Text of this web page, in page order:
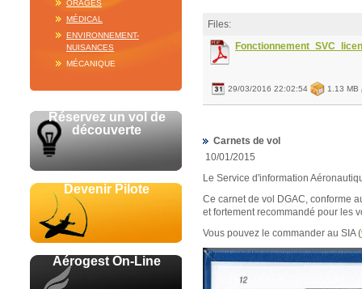
ORAGES
MÉDICAL
ENVIRONNEMENT-
NUISANCES
MÉCANIQUE
Réservez un vol de
découverte
Devenir Pilote
Aérogest On-Line
Files:
29/03/2016 22:02:54 1.13 MB
Carnets de vol
10/01/2015
Le Service d'information
Ce carnet de vol DGAC, conforme
et fortement recommandé pour les
Vous pouvez le commander au SIA (